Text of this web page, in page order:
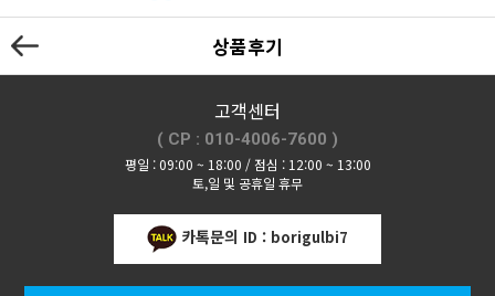
상품후기
고객센터
( CP : 010-4006-7600 )
평일 : 09:00 ~ 18:00 / 점심 : 12:00 ~ 13:00
토,일 및 공휴일 휴무
카톡문의 ID : borigulbi7